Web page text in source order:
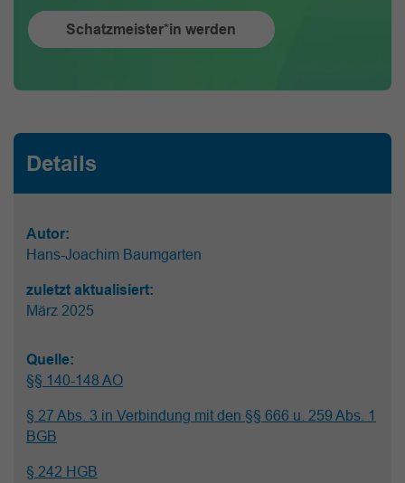
Schatzmeister*in werden
Details
Autor:
Hans-Joachim Baumgarten
zuletzt aktualisiert:
März 2025
Quelle:
§§ 140-148 AO
§ 27 Abs. 3 in Verbindung mit den §§ 666 u. 259 Abs. 1
BGB
§ 242 HGB